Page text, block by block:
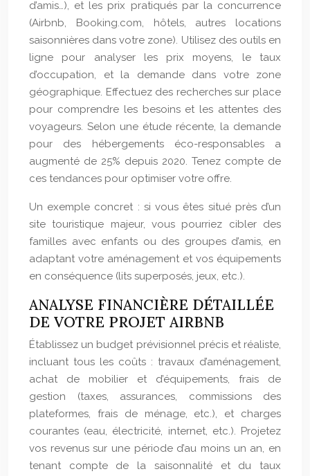
d’amis…), et les prix pratiqués par la concurrence
(Airbnb, Booking.com, hôtels, autres locations
saisonnières dans votre zone). Utilisez des outils en
ligne pour analyser les prix moyens, le taux
d’occupation, et la demande dans votre zone
géographique. Effectuez des recherches sur place
pour comprendre les besoins et les attentes des
voyageurs. Selon une étude récente, la demande
pour des hébergements éco-responsables a
augmenté de 25% depuis 2020. Tenez compte de
ces tendances pour optimiser votre offre.
Un exemple concret : si vous êtes situé près d’un
site touristique majeur, vous pourriez cibler des
familles avec enfants ou des groupes d’amis, en
adaptant votre aménagement et vos équipements
en conséquence (lits superposés, jeux, etc.).
ANALYSE FINANCIÈRE DÉTAILLÉE
DE VOTRE PROJET AIRBNB
Établissez un budget prévisionnel précis et réaliste,
incluant tous les coûts : travaux d’aménagement,
achat de mobilier et d’équipements, frais de
gestion (taxes, assurances, commissions des
plateformes, frais de ménage, etc.), et charges
courantes (eau, électricité, internet, etc.). Projetez
vos revenus sur une période d’au moins un an, en
tenant compte de la saisonnalité et du taux